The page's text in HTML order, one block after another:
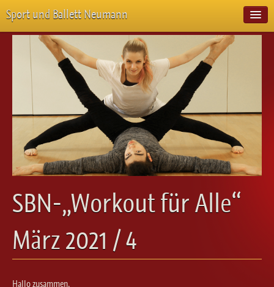
Sport und Ballett Neumann
Start
Neuigkeiten
Über Uns
Veranstaltungen
Emotion Pur
Meisterschaften
Projekte
Vorstellungen
Workshops
Galerie
Kontakt
Videos
Ballett für Erwachsene / Jugendliche
SBN-„Workout für Alle“
März 2021 / 4
Hallo zusammen,